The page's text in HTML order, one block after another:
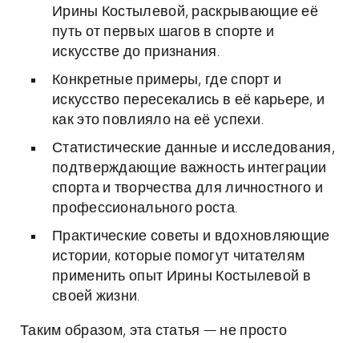
Ирины Костылевой, раскрывающие её
путь от первых шагов в спорте и
искусстве до признания.
Конкретные примеры, где спорт и
искусство пересекались в её карьере, и
как это повлияло на её успехи.
Статистические данные и исследования,
подтверждающие важность интеграции
спорта и творчества для личностного и
профессионального роста.
Практические советы и вдохновляющие
истории, которые помогут читателям
применить опыт Ирины Костылевой в
своей жизни.
Таким образом, эта статья — не просто